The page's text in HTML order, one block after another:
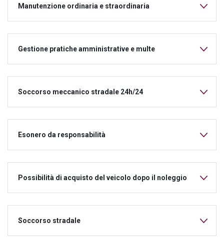
Manutenzione ordinaria e straordinaria
Gestione pratiche amministrative e multe
Soccorso meccanico stradale 24h/24
Esonero da responsabilità
Possibilità di acquisto del veicolo dopo il noleggio
Soccorso stradale